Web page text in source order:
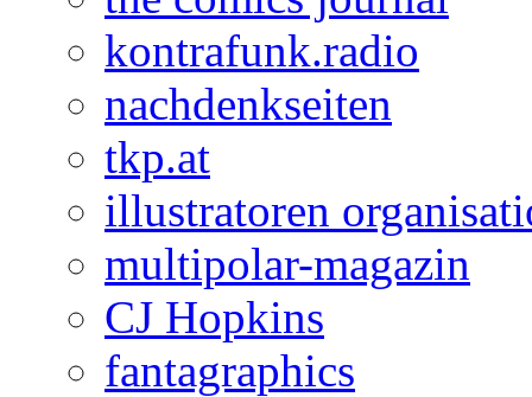
kontrafunk.radio
nachdenkseiten
tkp.at
illustratoren
multipolar-magazin
CJ Hopkins
fantagraphics